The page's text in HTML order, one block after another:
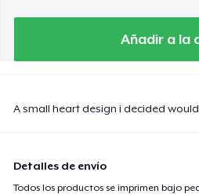
Añadir a la
A small heart design i decided
Detalles de envío
Todos los productos se imprimen bajo